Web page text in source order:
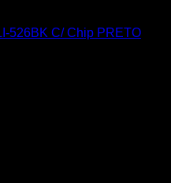
526BK C/ Chip PRETO